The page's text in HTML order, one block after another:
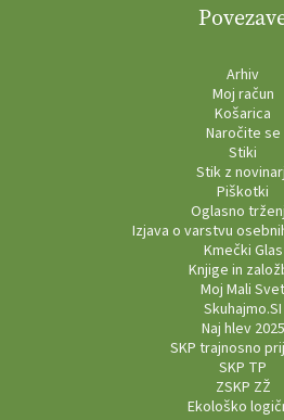
Arhiv
Moj račun
Košarica
Naročite se
Stiki
Stik z
Piškotki
Oglasno
Izjava o varstvu
Kmečki Glas
Knjige in
Moj Mali Svet
Skuhajmo.SI
Naj hlev 2025
SKP trajnosno
SKP TP
ZSKP ZŽ
Ekološko